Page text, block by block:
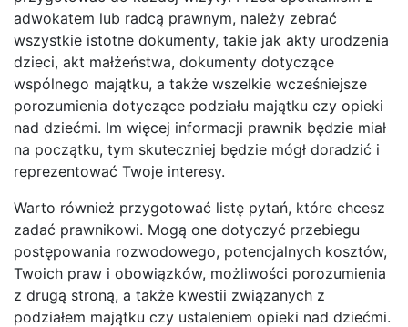
adwokatem lub radcą prawnym, należy zebrać
wszystkie istotne dokumenty, takie jak akty urodzenia
dzieci, akt małżeństwa, dokumenty dotyczące
wspólnego majątku, a także wszelkie wcześniejsze
porozumienia dotyczące podziału majątku czy opieki
nad dziećmi. Im więcej informacji prawnik będzie miał
na początku, tym skuteczniej będzie mógł doradzić i
reprezentować Twoje interesy.
Warto również przygotować listę pytań, które chcesz
zadać prawnikowi. Mogą one dotyczyć przebiegu
postępowania rozwodowego, potencjalnych kosztów,
Twoich praw i obowiązków, możliwości porozumienia
z drugą stroną, a także kwestii związanych z
podziałem majątku czy ustaleniem opieki nad dziećmi.